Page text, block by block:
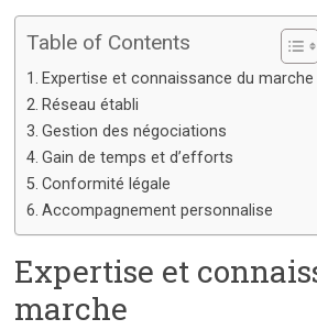
Table of Contents
Expertise et connaissance du marche
Réseau établi
Gestion des négociations
Gain de temps et d’efforts
Conformité légale
Accompagnement personnalise
Expertise et
marche